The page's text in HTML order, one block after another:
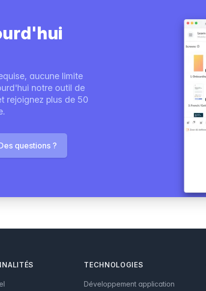
aucune limite
notre outil de
rejoignez plus de 50
questions ?
TECHNOLOGIES
Développement application